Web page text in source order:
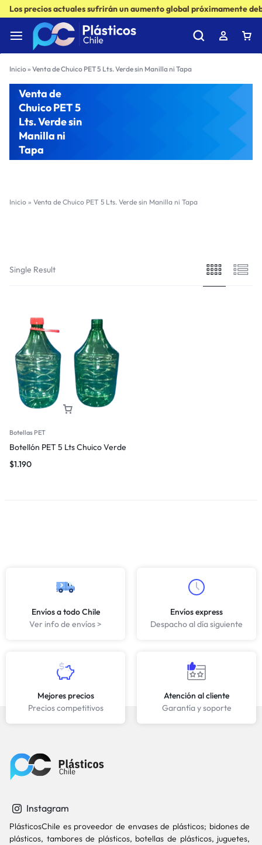
Los precios actuales sufrirán un aumento global próximamente
Inicio» Venta de Chuico PET 5 Lts. Verde sin Manilla ni Tapa
Venta de
Chuico PET 5
Lts. Verde sin
Manilla ni
Tapa
Inicio » Venta de Chuico PET 5 Lts. Verde sin Manilla ni Tapa
Single Result
Botellas PET
Botellón PET 5 Lts Chuico Verde
$1.190
Envíos a todo Chile
Ver info de envíos >
Envíos express
Despacho al día siguiente
Mejores precios
Precios competitivos
Atención al cliente
Garantía y soporte
Instagram
PlásticosChile es proveedor de envases de plásticos; bidones de
plásticos, tambores de plásticos, botellas de plásticos, juguetes,